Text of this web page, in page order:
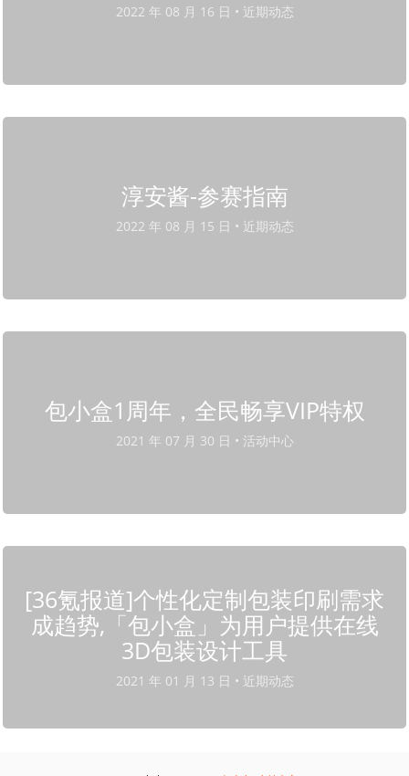
2022 年 08 月 16 日 • 近期动态
淳安酱-参赛指南
2022 年 08 月 15 日 • 近期动态
包小盒1周年，全民畅享VIP特权
2021 年 07 月 30 日 • 活动中心
[36氪报道]个性化定制包装印刷需求
成趋势,「包小盒」为用户提供在线
3D包装设计工具
2021 年 01 月 13 日 • 近期动态